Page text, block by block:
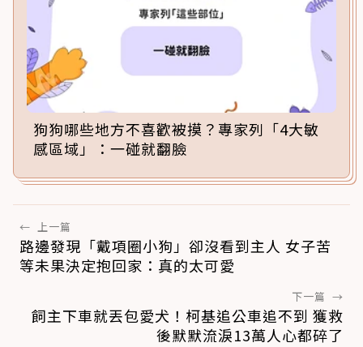
狗狗哪些地方不喜歡被摸？專家列「4大敏
感區域」：一碰就翻臉
← 上一篇
路邊發現「戴項圈小狗」卻沒看到主人 女子苦
等未果決定抱回家：真的太可愛
下一篇 →
飼主下車就丟包愛犬！柯基追公車追不到 獲救
後默默流淚13萬人心都碎了